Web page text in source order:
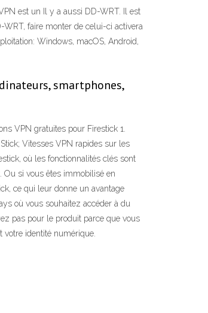
est un Il y a aussi DD-WRT. Il est
faire monter de celui-ci activera
Windows, macOS, Android,
smartphones,
VPN gratuites pour Firestick 1.
Vitesses VPN rapides sur les
où les fonctionnalités clés sont
Ou si vous êtes immobilisé en
ce qui leur donne un avantage
où vous souhaitez accéder à du
pas pour le produit parce que vous
votre identité numérique.